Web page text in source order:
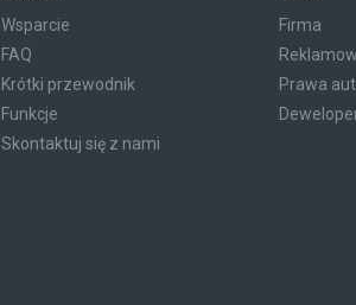
Wsparcie
FAQ
Krótki przewodnik
Funkcje
Skontaktuj się z nami
Firma
Prawa